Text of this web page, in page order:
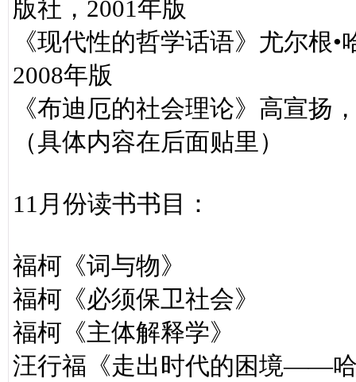
版社，2001年版
《现代性的哲学话语》尤尔根
2008年版
《布迪厄的社会理论》高宣扬
（具体内容在后面贴里）
11月份读书书目：
福柯《词与物》
福柯《必须保卫社会》
福柯《主体解释学》
汪行福《走出时代的困境——